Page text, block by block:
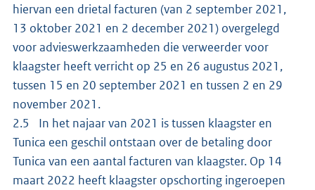
hiervan een drietal facturen (van 2 september 2021,
13 oktober 2021 en 2 december 2021) overgelegd
voor advieswerkzaamheden die verweerder voor
klaagster heeft verricht op 25 en 26 augustus 2021,
tussen 15 en 20 september 2021 en tussen 2 en 29
november 2021.
2.5 In het najaar van 2021 is tussen klaagster en
Tunica een geschil ontstaan over de betaling door
Tunica van een aantal facturen van klaagster. Op 14
maart 2022 heeft klaagster opschorting ingeroepen